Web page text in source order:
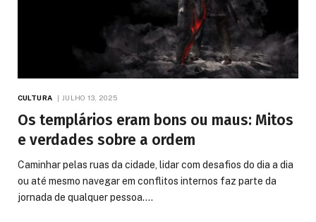
CULTURA JULHO 13, 2025
Os templários eram bons ou maus: Mitos
e verdades sobre a ordem
Caminhar pelas ruas da cidade, lidar com desafios do dia a dia
ou até mesmo navegar em conflitos internos faz parte da
jornada de qualquer pessoa.…